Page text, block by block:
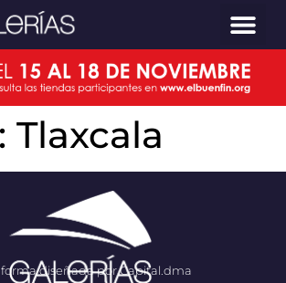
Tlaxcala
diseñada por Capital.dma